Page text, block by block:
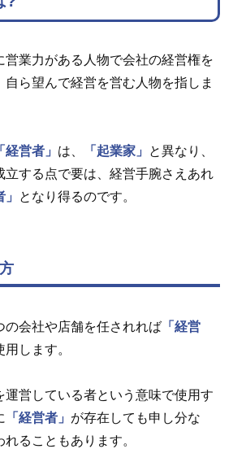
営業力がある人物で会社の経営権を
ら望んで経営を営む人物を指しま
「経営者」 は、 「起業家」
と異なり、
立する点で要は、経営手腕さえあれ
となり得るのです。
の会社や店舗を任されれば 「経営
します。
運営している者という意味で使用す
「経営者」 が存在しても申し分な
ることもあります。